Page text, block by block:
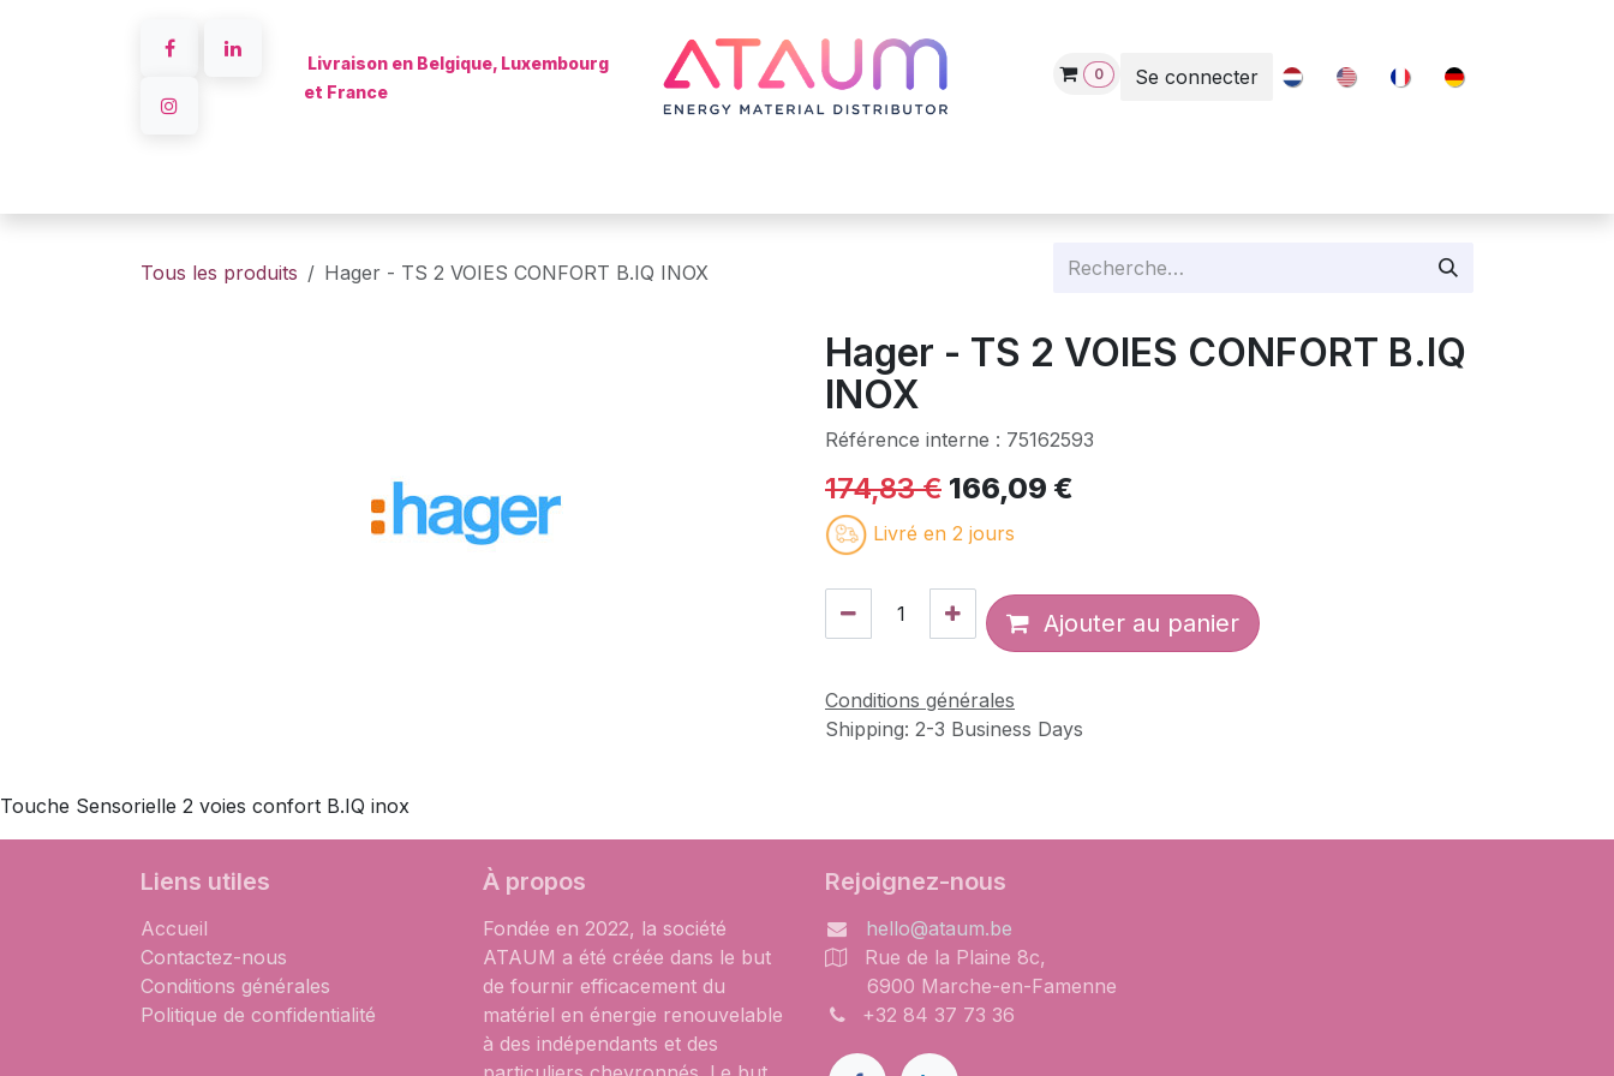
Livraison en Belgique, Luxembourg
et France
0 Se connecter
Tous les produits Hager - TS 2 VOIES CONFORT B.IQ INOX
Hager - TS 2 VOIES CONFORT B.IQ
INOX
Référence interne : 75162593
174,83€ 166,09 €
Livré en 2 jours
Ajouter au panier
Conditions générales
Shipping: 2-3 Business Days
Touche Sensorielle 2 voies confort B.IQ inox
Liens utiles
Accueil
Contactez-nous
Conditions générales
Politique de confidentialité
À propos
Fondée en 2022, la société
ATAUM a été créée dans le but
de fournir efficacement du
matériel en énergie renouvelable
à des indépendants et des
Rejoignez-nous
hello@ataum.be
Rue de la Plaine 8c,
6900 Marche-en-Famenne
+32 84 37 73 36